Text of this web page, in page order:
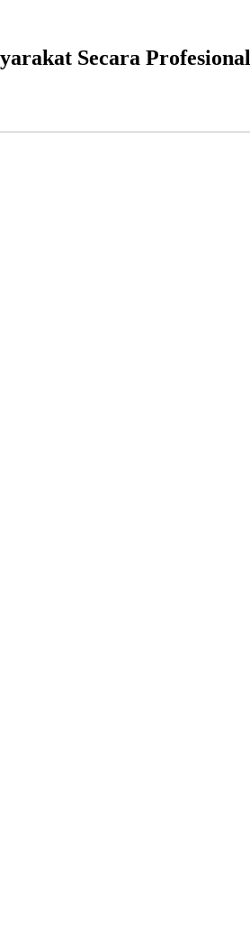
Secara Profesional